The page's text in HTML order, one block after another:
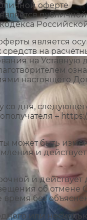
оферте
кодекса
является
на
на Уставную
настоящего
со дня,
–
может быть
и
и
об отмене
время без
или